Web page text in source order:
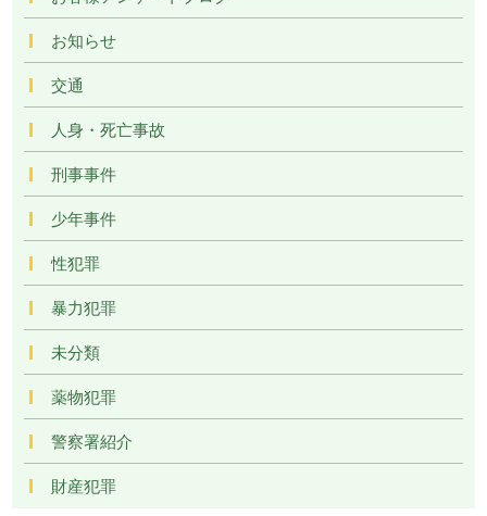
お知らせ
交通
人身・死亡事故
刑事事件
少年事件
性犯罪
暴力犯罪
未分類
薬物犯罪
警察署紹介
財産犯罪